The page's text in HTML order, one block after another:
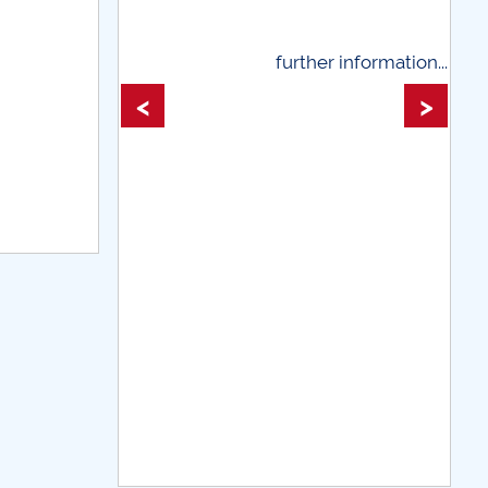
further information...
< >